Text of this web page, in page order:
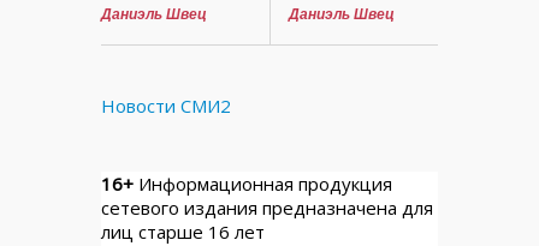
Даниэль Швец
Даниэль Швец
Новости СМИ2
16+ Информационная продукция
сетевого издания предназначена для
лиц старше 16 лет